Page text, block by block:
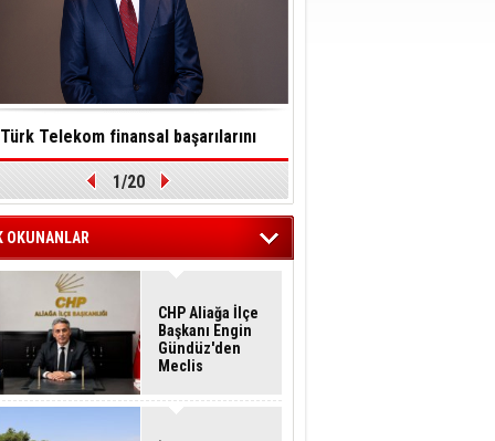
Türk Telekom finansal başarılarını
vizyonuyla taçlandırdı
1/20
OKUNANLAR
CHP Aliağa İlçe
Başkanı Engin
Gündüz'den
Meclis
Çağrısı